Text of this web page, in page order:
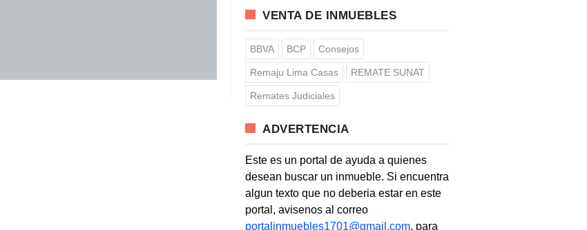
VENTA DE INMUEBLES
BBVA BCP Consejos
Remaju Lima Casas REMATE SUNAT
Remates Judiciales
ADVERTENCIA
Este es un portal de ayuda a quienes
desean buscar un inmueble. Si encuentra
algun texto que no deberia estar en este
portal, avisenos al correo
portalinmuebles1701@gmail.com, para